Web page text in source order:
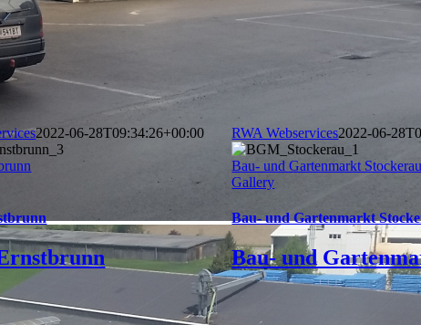
2022-06-28T09:34:26+00:00 RWA Webservices2022-06-
Bau- und Gartenmarkt Stockerau
Gallery
Bau- und Gartenmarkt
Bau- und